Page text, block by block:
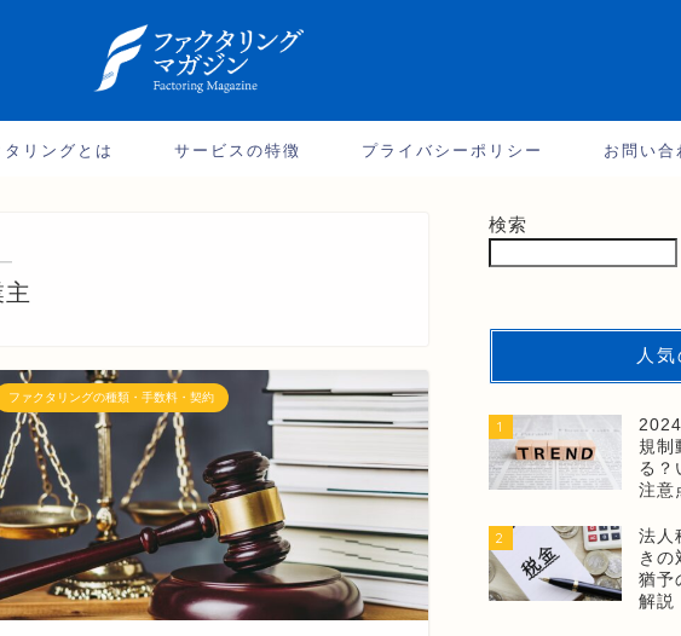
タリングとは サービスの特徴 プライバシーポリシー お問い合
ファクタリングの種類・手数料・契約
検索
人
1
規制
る？
注意
2
法人
きの
猶予
解説